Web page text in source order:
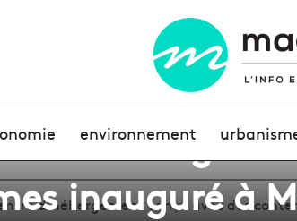
environnement
d’hébergement conçu avec des
inauguré à